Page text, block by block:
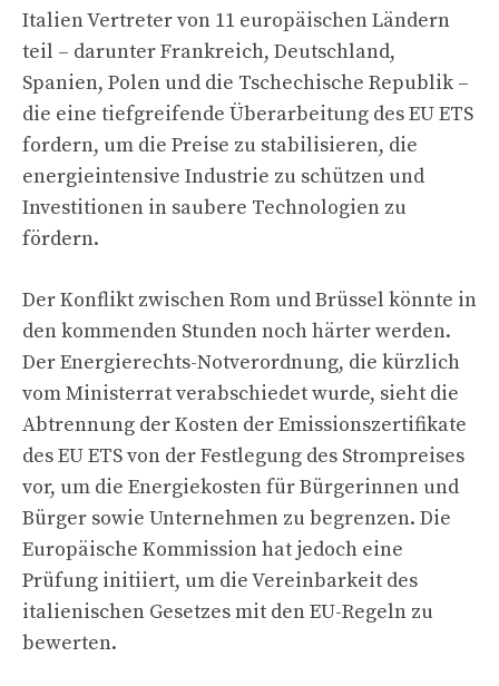
Italien Vertreter von 11 europäischen Ländern
teil – darunter Frankreich, Deutschland,
Spanien, Polen und die Tschechische Republik –
die eine tiefgreifende Überarbeitung des EU ETS
fordern, um die Preise zu stabilisieren, die
energieintensive Industrie zu schützen und
Investitionen in saubere Technologien zu
fördern.
Der Konflikt zwischen Rom und Brüssel könnte in
den kommenden Stunden noch härter werden.
Der Energierechts-Notverordnung, die kürzlich
vom Ministerrat verabschiedet wurde, sieht die
Abtrennung der Kosten der Emissionszertifikate
des EU ETS von der Festlegung des Strompreises
vor, um die Energiekosten für Bürgerinnen und
Bürger sowie Unternehmen zu begrenzen. Die
Europäische Kommission hat jedoch eine
Prüfung initiiert, um die Vereinbarkeit des
italienischen Gesetzes mit den EU-Regeln zu
bewerten.